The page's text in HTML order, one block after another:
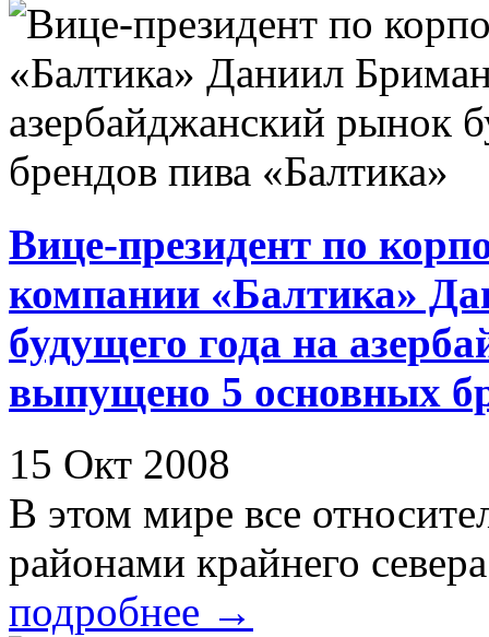
Вице-президент по
компании «Балтика»
будущего года на
выпущено 5 основных
15 Окт 2008
В этом мире все
районами крайнего
подробнее →